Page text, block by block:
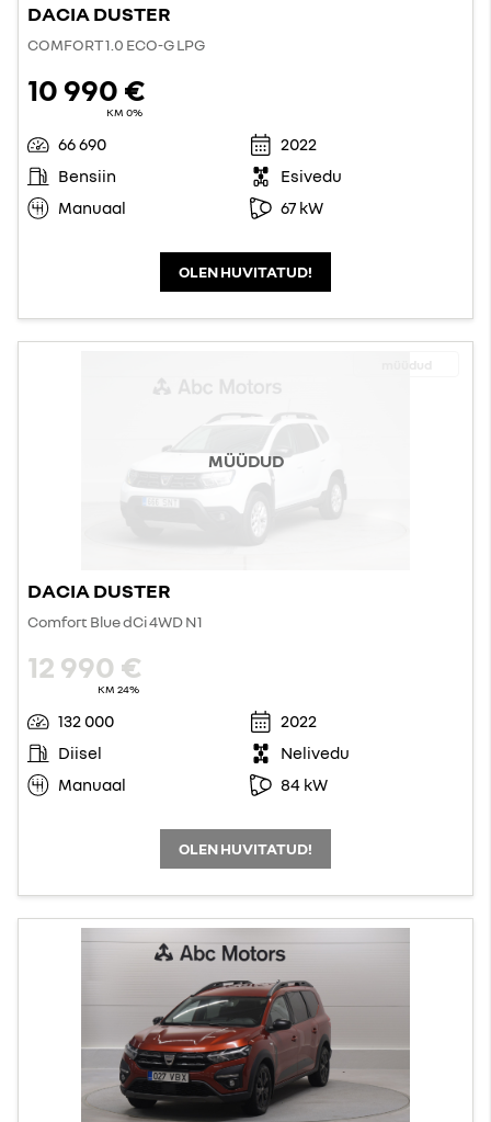
DACIA DUSTER
COMFORT 1.0 ECO-G LPG
10 990 €
KM 0%
66 690
2022
Bensiin
Esivedu
Manuaal
67 kW
OLEN HUVITATUD!
MÜÜDUD
DACIA DUSTER
Comfort Blue dCi 4WD N1
12 990 €
KM 24%
132 000
2022
Diisel
Nelivedu
Manuaal
84 kW
OLEN HUVITATUD!